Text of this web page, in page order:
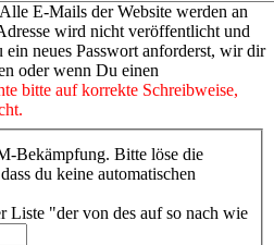
E-Mails der Website werden an
wird nicht veröffentlicht und
neues Passwort anforderst, wir dir
oder wenn Du einen
bitte auf korrekte Schreibweise,
Bekämpfung. Bitte löse die
du keine automatischen
Liste "der von des auf so nach wie